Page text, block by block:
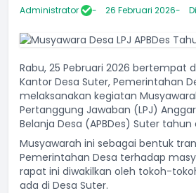
Administrator 26 Februari 2026
Rabu, 25 Pebruari 2026 bertempat
Kantor Desa Suter, Pemerintahan
melaksanakan kegiatan
Pertanggung Jawaban (LPJ)
Belanja Desa (APBDes) Suter tahun
Musyawarah ini sebagai bentuk
Pemerintahan Desa terhadap
rapat ini diwakilkan oleh tokoh-
ada di Desa Suter.